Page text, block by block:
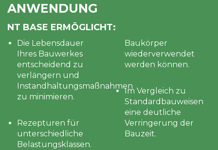
ANWENDUNG
NT BASE ERMÖGLICHT:
Die Lebensdauer
Ihres Bauwerkes
entscheidend zu
verlängern und
Instandhaltungsmaßnahmen
zu minimieren.
Rezepturen für
unterschiedliche
Belastungsklassen.
Baukörper
wiederverwendet
werden können.
Im Vergleich zu
Standardbauweisen
eine deutliche
Verringerung der
Bauzeit.